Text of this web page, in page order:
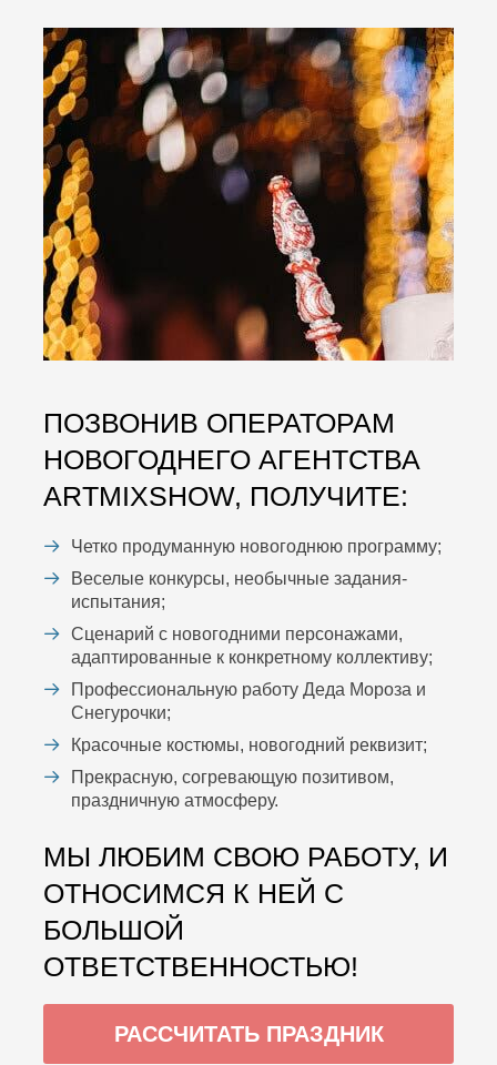
ПОЗВОНИВ ОПЕРАТОРАМ
НОВОГОДНЕГО АГЕНТСТВА
ARTMIXSHOW, ПОЛУЧИТЕ:
Четко продуманную новогоднюю программу;
Веселые конкурсы, необычные задания-
испытания;
Сценарий с новогодними персонажами,
адаптированные к конкретному коллективу;
Профессиональную работу Деда Мороза и
Снегурочки;
Красочные костюмы, новогодний реквизит;
Прекрасную, согревающую позитивом,
праздничную атмосферу.
МЫ ЛЮБИМ СВОЮ РАБОТУ, И
ОТНОСИМСЯ К НЕЙ С
БОЛЬШОЙ
ОТВЕТСТВЕННОСТЬЮ!
РАССЧИТАТЬ ПРАЗДНИК